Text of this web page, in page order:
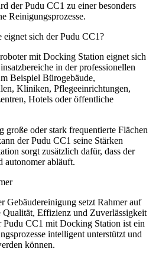
der Pudu CC1 zu einer besonders
Reinigungsprozesse.
eignet sich der Pudu CC1?
mit Docking Station eignet sich
in der professionellen
Beispiel Bürogebäude,
Kliniken, Pflegeeinrichtungen,
Hotels oder öffentliche
große oder stark frequentierte Flächen
der Pudu CC1 seine Stärken
sorgt zusätzlich dafür, dass der
autonomer abläuft.
Gebäudereinigung setzt Rahmer auf
Qualität, Effizienz und Zuverlässigkeit
Pudu CC1 mit Docking Station ist ein
intelligent unterstützt und
können.